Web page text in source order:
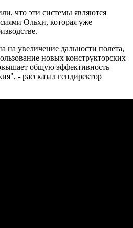
что эти системы являются
Ольхи, которая уже
на увеличение дальности полета,
новых конструкторских
общую эффективность
- рассказал гендиректор